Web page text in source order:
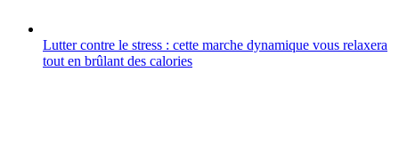
Lutter contre le stress : cette marche dynamique vous relaxera
tout en brûlant des calories